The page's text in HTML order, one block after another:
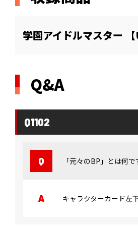
学園アイドルマスター 【
Q&A
Q1102
「元々のBP」とは何で
キャラクターカード左